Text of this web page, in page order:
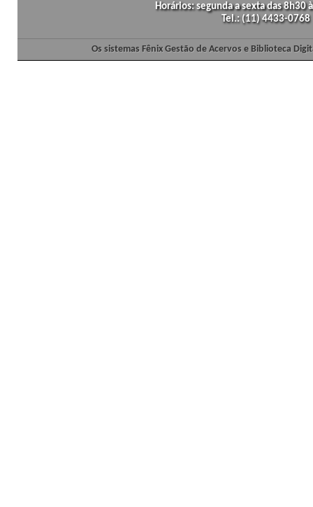
Horários: segunda a sexta das
Tel.: (11) 4433-
Os sistemas Fênix Gestão de Acervos e Biblioteca